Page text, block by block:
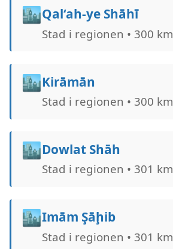
🏙️Qal‘ah-ye Shāhī
Stad i regionen • 300 km
🏙️Kirāmān
Stad i regionen • 300 km
🏙️Dowlat Shāh
Stad i regionen • 301 km
🏙️Imām Şāḩib
Stad i regionen • 301 km